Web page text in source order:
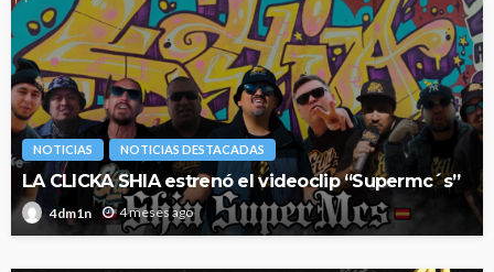
NOTICIAS NOTICIAS DESTACADAS
LA CLICKA SHIA estrenó el videoclip “Supermc´s”
4dm1n 4 meses ago